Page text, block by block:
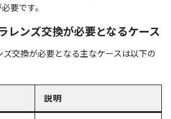
要です。
レンズ交換が必要となるケース
交換が必要となる主なケースは以下の
説明